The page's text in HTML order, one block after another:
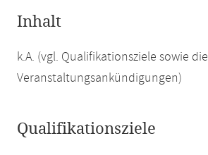
Inhalt
k.A. (vgl. Qualifikationsziele sowie die
Veranstaltungsankündigungen)
Qualifikationsziele